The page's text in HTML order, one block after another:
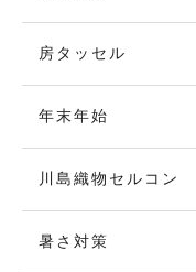
房タッセル
年末年始
川島織物セルコン
暑さ対策